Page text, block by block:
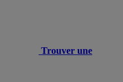
Trouver une